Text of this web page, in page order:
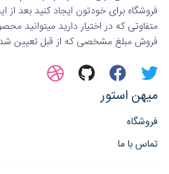
فروشگاه برای خودتون ایجاد کنید بعد از
متفاوتی که در اختیار دارید میتوانید
فروش مبلغ مشخصی که از قبل تعیین
میهن استور
فروشگاه
تماس با ما